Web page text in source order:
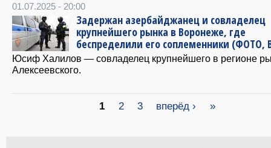
01.07.2025 - 20:00
Задержан азербайджанец и совладелец
крупнейшего рынка в Воронеже, где
беспределили его соплеменники (ФОТО,
Юсиф Халилов — совладелец крупнейшего в регионе
Алексеевского.
1 2 3 вперёд › »